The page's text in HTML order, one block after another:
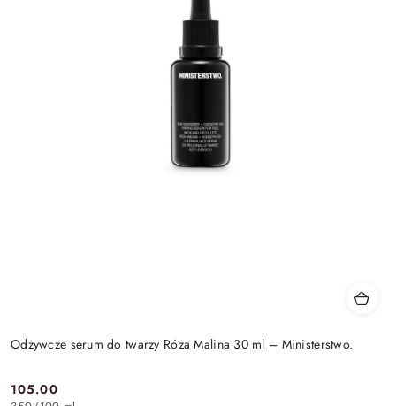
Odżywcze serum do twarzy Róża Malina 30 ml – Ministerstwo.
Cena:
105.00